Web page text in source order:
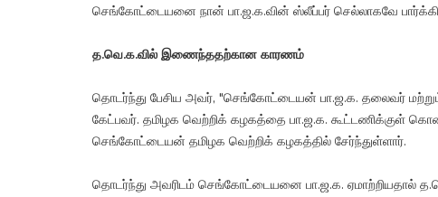
செங்கோட்டையனை நான் பா.ஜ.க.வின் ஸ்லீப்பர் செல்லாகவே
த.வெ.க.வில் இணைந்ததற்கான காரணம்
தொடர்ந்து பேசிய அவர், "செங்கோட்டையன் பா.ஜ.க. தலைவர்
கேட்பவர். தமிழக வெற்றிக் கழகத்தை பா.ஜ.க. கூட்டணிக்குள்
செங்கோட்டையன் தமிழக வெற்றிக் கழகத்தில் சேர்ந்துள்ளார்.
தொடர்ந்து அவரிடம் செங்கோட்டையனை பா.ஜ.க. ஏமாற்றியதால்